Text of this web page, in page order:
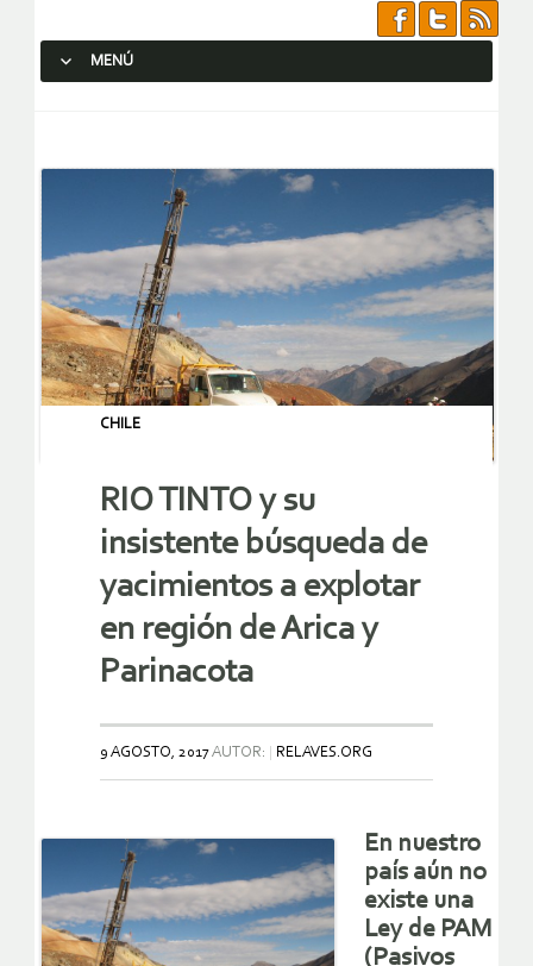
MENÚ
CHILE
RIO TINTO y su
insistente búsqueda de
yacimientos a explotar
en región de Arica y
Parinacota
9 AGOSTO, 2017AUTOR: RELAVES.ORG
En nuestro
país aún no
existe una
Ley de PAM
(Pasivos